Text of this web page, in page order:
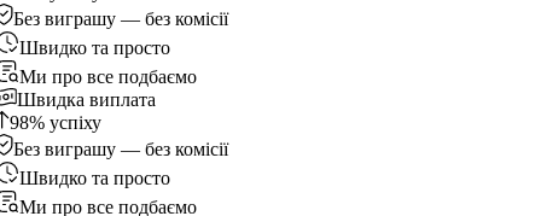
Без виграшу — без комісії
Швидко та просто
Ми про все подбаємо
Швидка виплата
98% успіху
Без виграшу — без комісії
Швидко та просто
Ми про все подбаємо